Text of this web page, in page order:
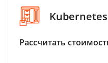
Kubernetes
Рассчитать